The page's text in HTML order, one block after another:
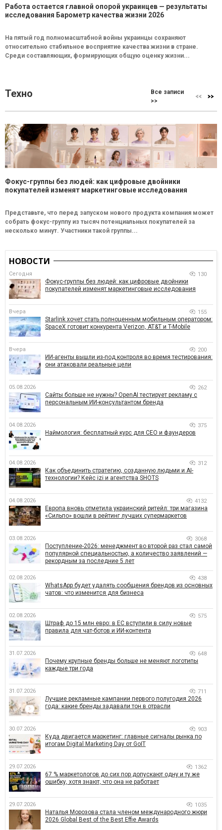
Работа остается главной опорой украинцев — результаты
исследования Барометр качества жизни 2026
На пятый год полномасштабной войны украинцы сохраняют
относительно стабильное восприятие качества жизни в стране.
Среди составляющих, формирующих общую оценку жизни...
Техно
Все записи
>>
Фокус-группы без людей: как цифровые двойники
покупателей изменят маркетинговые исследования
Представьте, что перед запуском нового продукта компания может
собрать фокус-группу из тысяч потенциальных покупателей за
несколько минут. Участники такой группы...
НОВОСТИ
Сегодня 130
Фокус-группы без людей: как цифровые двойники
покупателей изменят маркетинговые исследования
Вчера 155
Starlink хочет стать полноценным мобильным оператором:
SpaceX готовит конкурента Verizon, AT&T и T-Mobile
Вчера 200
ИИ-агенты вышли из-под контроля во время тестирования:
они атаковали реальные цели
05.08.2026 262
Сайты больше не нужны? OpenAI тестирует рекламу с
персональным ИИ-консультантом бренда
04.08.2026 375
Наймология: бесплатный курс для CEO и фаундеров
04.08.2026 312
Как объединить стратегию, созданную людьми и AI-
технологии? Кейс izi и агентства SHOTS
04.08.2026 4132
Европа вновь отметила украинский ритейл: три магазина
«Сильпо» вошли в рейтинг лучших супермаркетов
03.08.2026 3068
Поступление-2026: менеджмент во второй раз стал самой
популярной специальностью, а количество заявлений —
рекордным за последние 5 лет
02.08.2026 438
WhatsApp будет удалять сообщения брендов из основных
чатов: что изменится для бизнеса
02.08.2026 575
Штраф до 15 млн евро: в ЕС вступили в силу новые
правила для чат-ботов и ИИ-контента
31.07.2026 648
Почему крупные бренды больше не меняют логотипы
каждые три года
31.07.2026 711
Лучшие рекламные кампании первого полугодия 2026
года: какие бренды задавали тон в отрасли
30.07.2026 903
Куда двигается маркетинг: главные сигналы рынка по
итогам Digital Marketing Day от GoIT
29.07.2026 1362
67 % маркетологов до сих пор допускают одну и ту же
ошибку, хотя знают, что она не работает
29.07.2026 1035
Наталья Морозова стала членом международного жюри
2026 Global Best of the Best Effie Awards